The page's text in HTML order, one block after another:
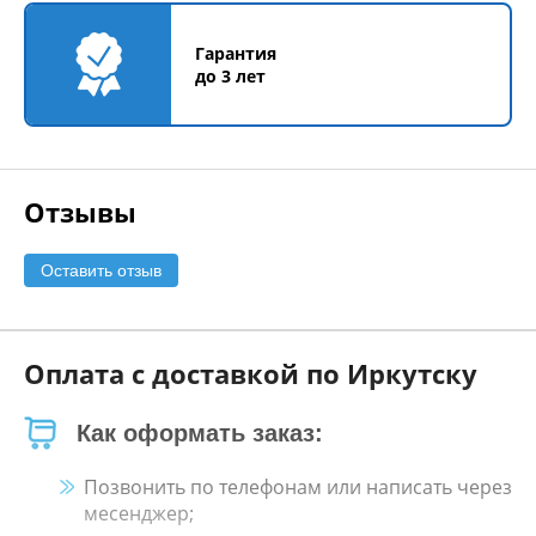
Гарантия
до 3 лет
Отзывы
Оставить отзыв
Оплата с доставкой по Иркутску
Как оформать заказ:
Позвонить по телефонам или написать через
месенджер;